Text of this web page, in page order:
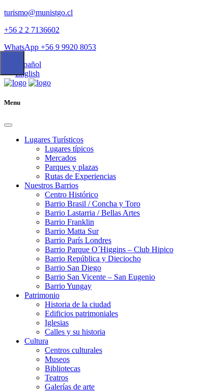
turismo@munistgo.cl
+56 2 2 7136602
WhatsApp +56 9 9920 8053
Español
English
Menu
Lugares Turísticos
Lugares tí­picos
Mercados
Parques y plazas
Rutas de Experiencias
Nuestros Barrios
Centro Histórico
Barrio Brasil / Concha y Toro
Barrio Lastarria / Bellas Artes
Barrio Franklin
Barrio Matta Sur
Barrio Parí­s Londres
Barrio Parque O´Higgins – Club Hipico
Barrio República y Dieciocho
Barrio San Diego
Barrio San Vicente – San Eugenio
Barrio Yungay
Patrimonio
Historia de la ciudad
Edificios patrimoniales
Iglesias
Calles y su historia
Cultura
Centros culturales
Museos
Bibliotecas
Teatros
Galerí­as de arte